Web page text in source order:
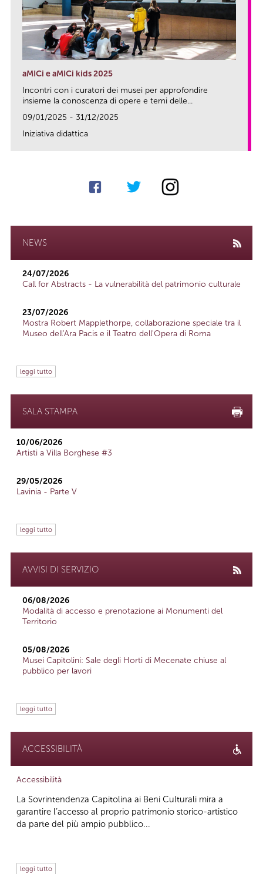
aMICi e aMICi kids 2025
Incontri con i curatori dei musei per approfondire
insieme la conoscenza di opere e temi delle...
09/01/2025 - 31/12/2025
Iniziativa didattica
NEWS
24/07/2026
Call for Abstracts - La vulnerabilità del patrimonio culturale
23/07/2026
Mostra Robert Mapplethorpe, collaborazione speciale tra il
Museo dell'Ara Pacis e il Teatro dell'Opera di Roma
leggi tutto
SALA STAMPA
10/06/2026
Artisti a Villa Borghese #3
29/05/2026
Lavinia - Parte V
leggi tutto
AVVISI DI SERVIZIO
06/08/2026
Modalità di accesso e prenotazione ai Monumenti del
Territorio
05/08/2026
Musei Capitolini: Sale degli Horti di Mecenate chiuse al
pubblico per lavori
leggi tutto
ACCESSIBILITÀ
Accessibilità
La Sovrintendenza Capitolina ai Beni Culturali mira a
garantire l’accesso al proprio patrimonio storico-artistico
da parte del più ampio pubblico...
leggi tutto